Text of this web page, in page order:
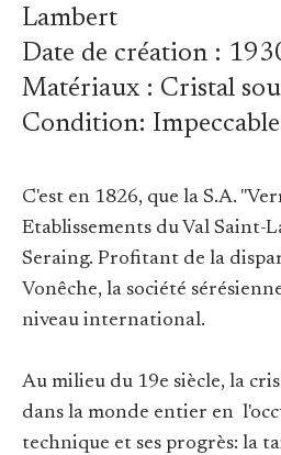
Lambert
Date de création :
Matériaux : Cristal
Condition: Impeccable
C'est en 1826, que la S.A.
Etablissements du Val Saint-
Seraing. Profitant de la
Vonêche, la société
niveau international.
Au milieu du 19e siècle, la
dans la monde entier en
technique et ses progrès: la